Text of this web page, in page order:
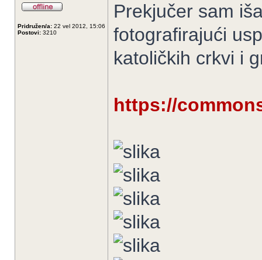
Pridružen/a: 22 vel 2012, 15:06
Postovi: 3210
Prekjučer sam
fotografirajući
katoličkih crkvi i
https://